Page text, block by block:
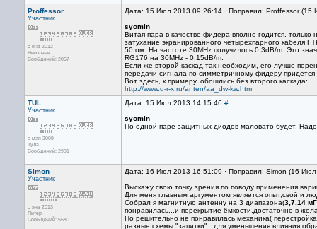
Proffessor
Участник
с янв 2012
Николаев
Сообщений: 2067
Дата: 15 Июл 2013 09:26:14 · Поправил: Proffessor
syomin
Витая пара в качестве фидера вполне годится,
затухание экранированного четырехпарного кабеля
50 ом. На частоте 30MHz получилось 0.3dB/m. Это
RG176 на 30MHz - 0.15dB/m.
Если же второй каскад так необходим, его лучше
передачи сигнала по симметричному фидеру
Вот здесь, к примеру, обошлись без второго каскада:
http://www.q-r-x.ru/anten/aa_dw-kw.htm
TUL
Участник
с мая 2009
Тула
Сообщений: 2991
Дата: 15 Июл 2013 14:15:46 #
syomin
По одной паре защитных диодов маловато будет.
Simon
Участник
с янв 2013
Питер
Сообщений: 5580
Дата: 16 Июл 2013 16:51:09 · Поправил: Simon (16
Выскажу свою точку зрения по поводу применения
Для меня главным аргументом является опыт,свой и
Собрал я магнитную антенну на 3 диапазона(3,7,14
понравилась...и перекрытие ёмкости,достаточно в
Но решительно не понравилась механика(
разные схемы "запитки"...для уменьшения влияния